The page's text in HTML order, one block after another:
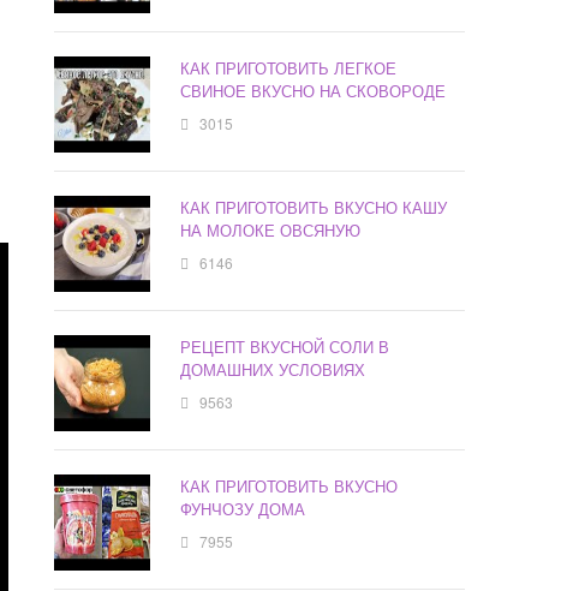
КАК ПРИГОТОВИТЬ ЛЕГКОЕ
СВИНОЕ ВКУСНО НА СКОВОРОДЕ
3015
КАК ПРИГОТОВИТЬ ВКУСНО КАШУ
НА МОЛОКЕ ОВСЯНУЮ
6146
РЕЦЕПТ ВКУСНОЙ СОЛИ В
ДОМАШНИХ УСЛОВИЯХ
9563
КАК ПРИГОТОВИТЬ ВКУСНО
ФУНЧОЗУ ДОМА
7955